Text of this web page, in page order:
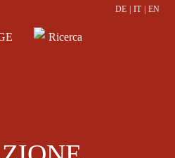
DE IT EN
Ricerca